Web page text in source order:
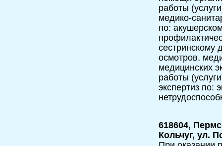
работы
медико-
по:
сестринскому
осмотров,
медицинских
работы
экспертиз по:
618604,
Кольчуг, ул.